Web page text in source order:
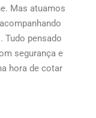
Mas atuamos
Tudo pensado
segurança e
hora de cotar